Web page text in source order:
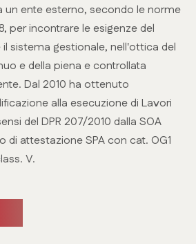
un ente esterno, secondo le norme
per incontrare le esigenze del
sistema gestionale, nell'ottica del
e della piena e controllata
Dal 2010 ha ottenuto
alla esecuzione di Lavori
del DPR 207/2010 dalla SOA
di attestazione SPA con cat. OG1
V.